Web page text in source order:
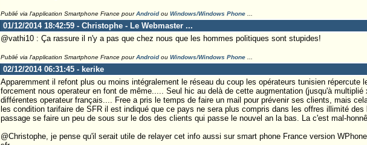
Publié via l'application Smartphone France pourAndroidou Windows/Windows Phone...
01/12/2014 18:42:59 - Christophe - Le Webmaster ...
@vathi10 : Ça rassure il n'y a pas que chez nous que les hommes politiques sont stupides!
Publié via l'application Smartphone France pourAndroidou Windows/Windows Phone...
02/12/2014 06:31:45 - kerike
Apparemment il refont plus ou moins intégralement le réseau du coup les opérateurs tunisien répercute
forcement nous operateur en font de même..... Seul hic au delà de cette augmentation (jusqu'à multiplié
différentes operateur français.... Free a pris le temps de faire un mail pour prévenir ses clients, mais
les condition tarifaire de SFR il est indiqué que ce pays ne sera plus compris dans les offres illimité
passage se faire un peu de sous sur le dos des clients qui passe le nouvel an la bas. La c'est mal-
@Christophe, je pense qu'il serait utile de relayer cet info aussi sur smart phone France version